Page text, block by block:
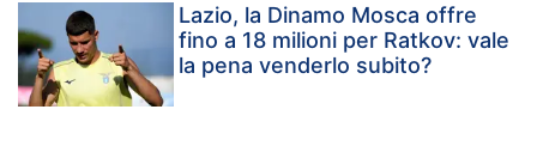
Lazio, la Dinamo Mosca offre
fino a 18 milioni per Ratkov: vale
la pena venderlo subito?